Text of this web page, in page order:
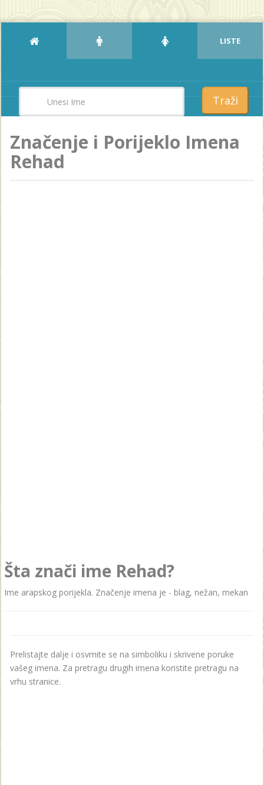
LISTE
Traži
Značenje i Porijeklo Imena
Rehad
Šta znači ime Rehad?
Ime arapskog porijekla. Značenje imena je - blag, nežan, mekan
Prelistajte dalje i osvrnite se na simboliku i skrivene poruke
vašeg imena. Za pretragu drugih imena koristite pretragu na
vrhu stranice.